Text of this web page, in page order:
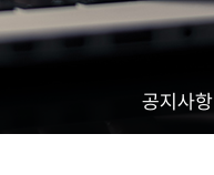
공지사항